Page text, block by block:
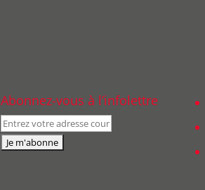
Abonnez-vous à l’infolettre